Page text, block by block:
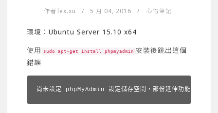
作者 lex.xu / 5 月 04, 2016 / 心得筆記
環境：Ubuntu Server 15.10 x64
使用
sudo apt-get install phpmyadmin 安裝後跳出這個
錯誤
尚未設定 phpMyAdmin 設定儲存空間，部份延伸功能將無